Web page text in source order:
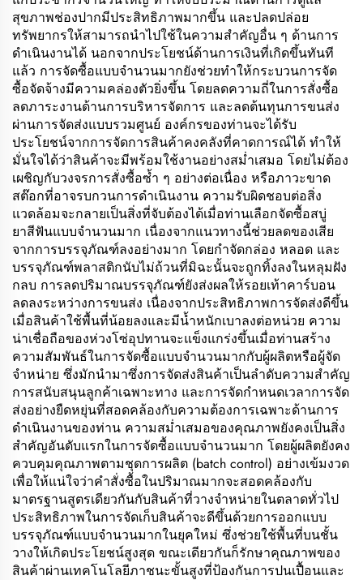
สุขภาพช่องปากมีประสิทธิภาพมากขึ้น และปลดปล่อย
ทรัพยากรให้สามารถนำไปใช้ในความสำคัญอื่น ๆ ด้านการ
ดำเนินงานได้ นอกจากประโยชน์ด้านการเงินที่เกิดขึ้นทันที
แล้ว การจัดซื้อแบบจำนวนมากยังช่วยทำให้กระบวนการจัด
ซื้อจัดจ้างมีความคล่องตัวยิ่งขึ้น โดยลดความถี่ในการสั่งซื้อ
ลดภาระงานด้านการบริหารจัดการ และลดต้นทุนการขนส่ง
ผ่านการจัดส่งแบบรวมศูนย์ องค์กรของท่านจะได้รับ
ประโยชน์จากการจัดการสินค้าคงคลังที่คาดการณ์ได้ ทำให้
มั่นใจได้ว่าสินค้าจะมีพร้อมใช้งานอย่างสม่ำเสมอ โดยไม่ต้อง
เผชิญกับวงจรการสั่งซื้อซ้ำ ๆ อย่างต่อเนื่อง หรือภาวะขาด
สต๊อกที่อาจรบกวนการดำเนินงาน ความรับผิดชอบต่อสิ่ง
แวดล้อมจะกลายเป็นสิ่งที่จับต้องได้เมื่อท่านเลือกจัดซื้อสบู่
ยาสีฟันแบบจำนวนมาก เนื่องจากแนวทางนี้ช่วยลดของเสีย
จากการบรรจุภัณฑ์ลงอย่างมาก โดยกำจัดกล่อง หลอด และ
บรรจุภัณฑ์พลาสติกนับไม่ถ้วนที่มิฉะนั้นจะถูกทิ้งลงในหลุมฝัง
กลบ การลดปริมาณบรรจุภัณฑ์ยังส่งผลให้รอยเท้าคาร์บอน
ลดลงระหว่างการขนส่ง เนื่องจากประสิทธิภาพการจัดส่งดีขึ้น
เมื่อสินค้าใช้พื้นที่น้อยลงและมีน้ำหนักเบาลงต่อหน่วย ความ
น่าเชื่อถือของห่วงโซ่อุปทานจะแข็งแกร่งขึ้นเมื่อท่านสร้าง
ความสัมพันธ์ในการจัดซื้อแบบจำนวนมากกับผู้ผลิตหรือผู้จัด
จำหน่าย ซึ่งมักนำมาซึ่งการจัดส่งสินค้าเป็นลำดับความสำคัญ
การสนับสนุนลูกค้าเฉพาะทาง และการจัดกำหนดเวลาการจัด
ส่งอย่างยืดหยุ่นที่สอดคล้องกับความต้องการเฉพาะด้านการ
ดำเนินงานของท่าน ความสม่ำเสมอของคุณภาพยังคงเป็นสิ่ง
สำคัญอันดับแรกในการจัดซื้อแบบจำนวนมาก โดยผู้ผลิตยังคง
ควบคุมคุณภาพตามชุดการผลิต (batch control) อย่างเข้มงวด
เพื่อให้แน่ใจว่าคำสั่งซื้อในปริมาณมากจะสอดคล้องกับ
มาตรฐานสูตรเดียวกันกับสินค้าที่วางจำหน่ายในตลาดทั่วไป
ประสิทธิภาพในการจัดเก็บสินค้าจะดีขึ้นด้วยการออกแบบ
บรรจุภัณฑ์แบบจำนวนมากในยุคใหม่ ซึ่งช่วยใช้พื้นที่บนชั้น
วางให้เกิดประโยชน์สูงสุด ขณะเดียวกันก็รักษาคุณภาพของ
สินค้าผ่านเทคโนโลยีภาชนะขั้นสูงที่ป้องกันการปนเปื้อนและ